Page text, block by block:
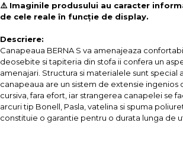
⚠️ Imaginile produsului au caracter
de cele reale în funcție de display.
Descriere:
Canapeaua BERNA S va amenajeaza
deosebite si tapiteria din stofa ii confera un
amenajari. Structura si materialele sunt special
canapeaua are un sistem de extensie
cursiva, fara efort, iar strangerea canapelei se
arcuri tip Bonell, Pasla, vatelina si spuma
constituie o garantie pentru o durata lunga de